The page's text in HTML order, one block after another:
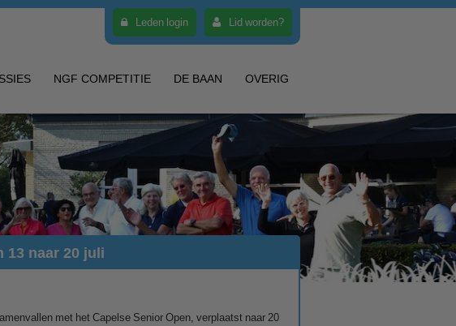
Leden login Lid worden?
NGF COMPETITIE DE BAAN OVERIG
13 naar 20 juli
met het Capelse Senior Open, verplaatst naar 20